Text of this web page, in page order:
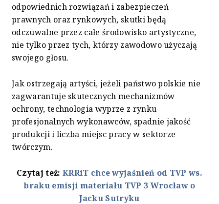
odpowiednich rozwiązań i zabezpieczeń
prawnych oraz rynkowych, skutki będą
odczuwalne przez całe środowisko artystyczne,
nie tylko przez tych, którzy zawodowo użyczają
swojego głosu.
Jak ostrzegają artyści, jeżeli państwo polskie nie
zagwarantuje skutecznych mechanizmów
ochrony, technologia wyprze z rynku
profesjonalnych wykonawców, spadnie jakość
produkcji i liczba miejsc pracy w sektorze
twórczym.
Czytaj też: KRRiT chce wyjaśnień od TVP ws.
braku emisji materiału TVP 3 Wrocław o
Jacku Sutryku